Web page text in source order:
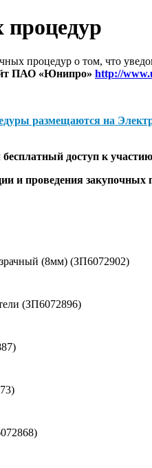
процедур
процедур о том, что
ПАО «Юнипро» http://
размещаются на
доступ к
и проведения
(8мм) (ЗП6072902)
(ЗП6072896)